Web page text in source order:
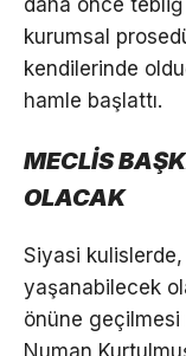
kurumsal
kendilerinde
hamle başlattı.
MECLİS
OLACAK
Siyasi kulislerde,
yaşanabilecek
önüne geçilmesi
Numan